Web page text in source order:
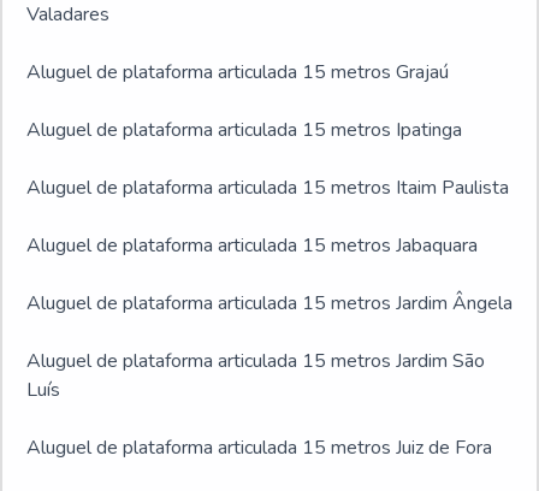
Valadares
Aluguel de plataforma articulada 15 metros Grajaú
Aluguel de plataforma articulada 15 metros Ipatinga
Aluguel de plataforma articulada 15 metros Itaim Paulista
Aluguel de plataforma articulada 15 metros Jabaquara
Aluguel de plataforma articulada 15 metros Jardim Ângela
Aluguel de plataforma articulada 15 metros Jardim São
Luís
Aluguel de plataforma articulada 15 metros Juiz de Fora